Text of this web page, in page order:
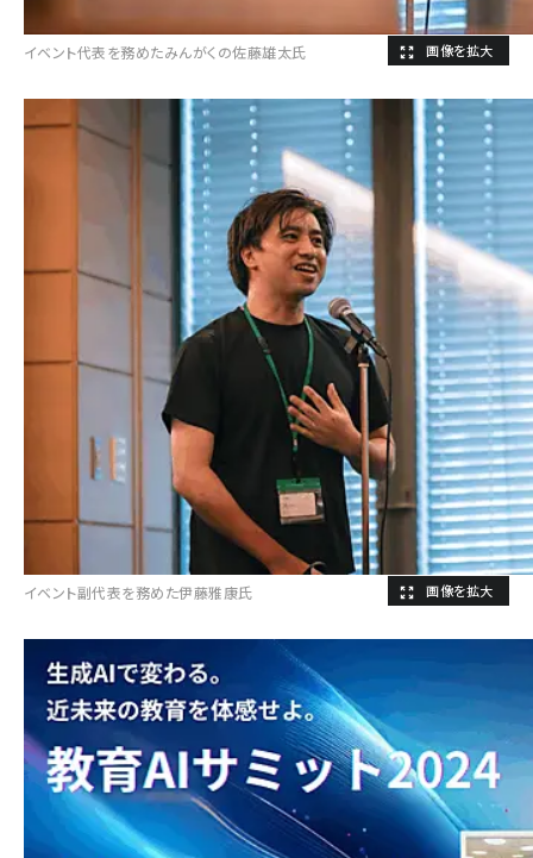
イベント代表を務めたみんがくの佐藤雄太氏
イベント副代表を務めた伊藤雅康氏